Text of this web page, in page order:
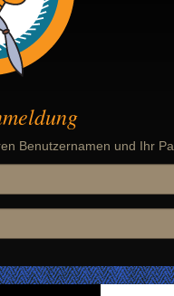
Benutzernamen und Ihr